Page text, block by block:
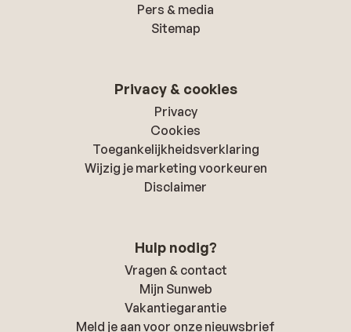
Pers & media
Sitemap
Privacy & cookies
Privacy
Cookies
Toegankelijkheidsverklaring
Wijzig je marketing voorkeuren
Disclaimer
Hulp nodig?
Vragen & contact
Mijn Sunweb
Vakantiegarantie
Meld je aan voor onze nieuwsbrief